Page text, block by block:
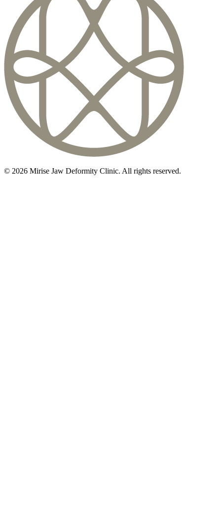
© 2026 Mirise Jaw Deformity Clinic. All rights reserved.